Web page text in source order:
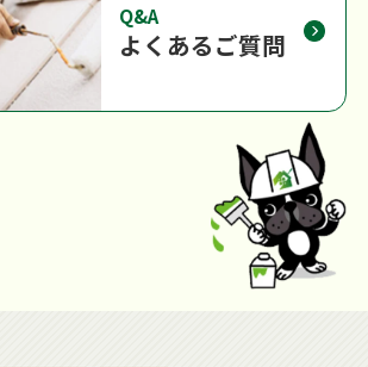
Q&A
よくあるご質問